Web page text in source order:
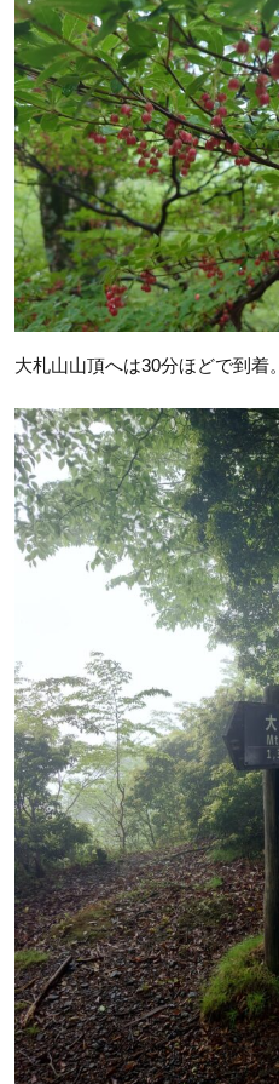
大札山山頂へは30分ほどで到着。